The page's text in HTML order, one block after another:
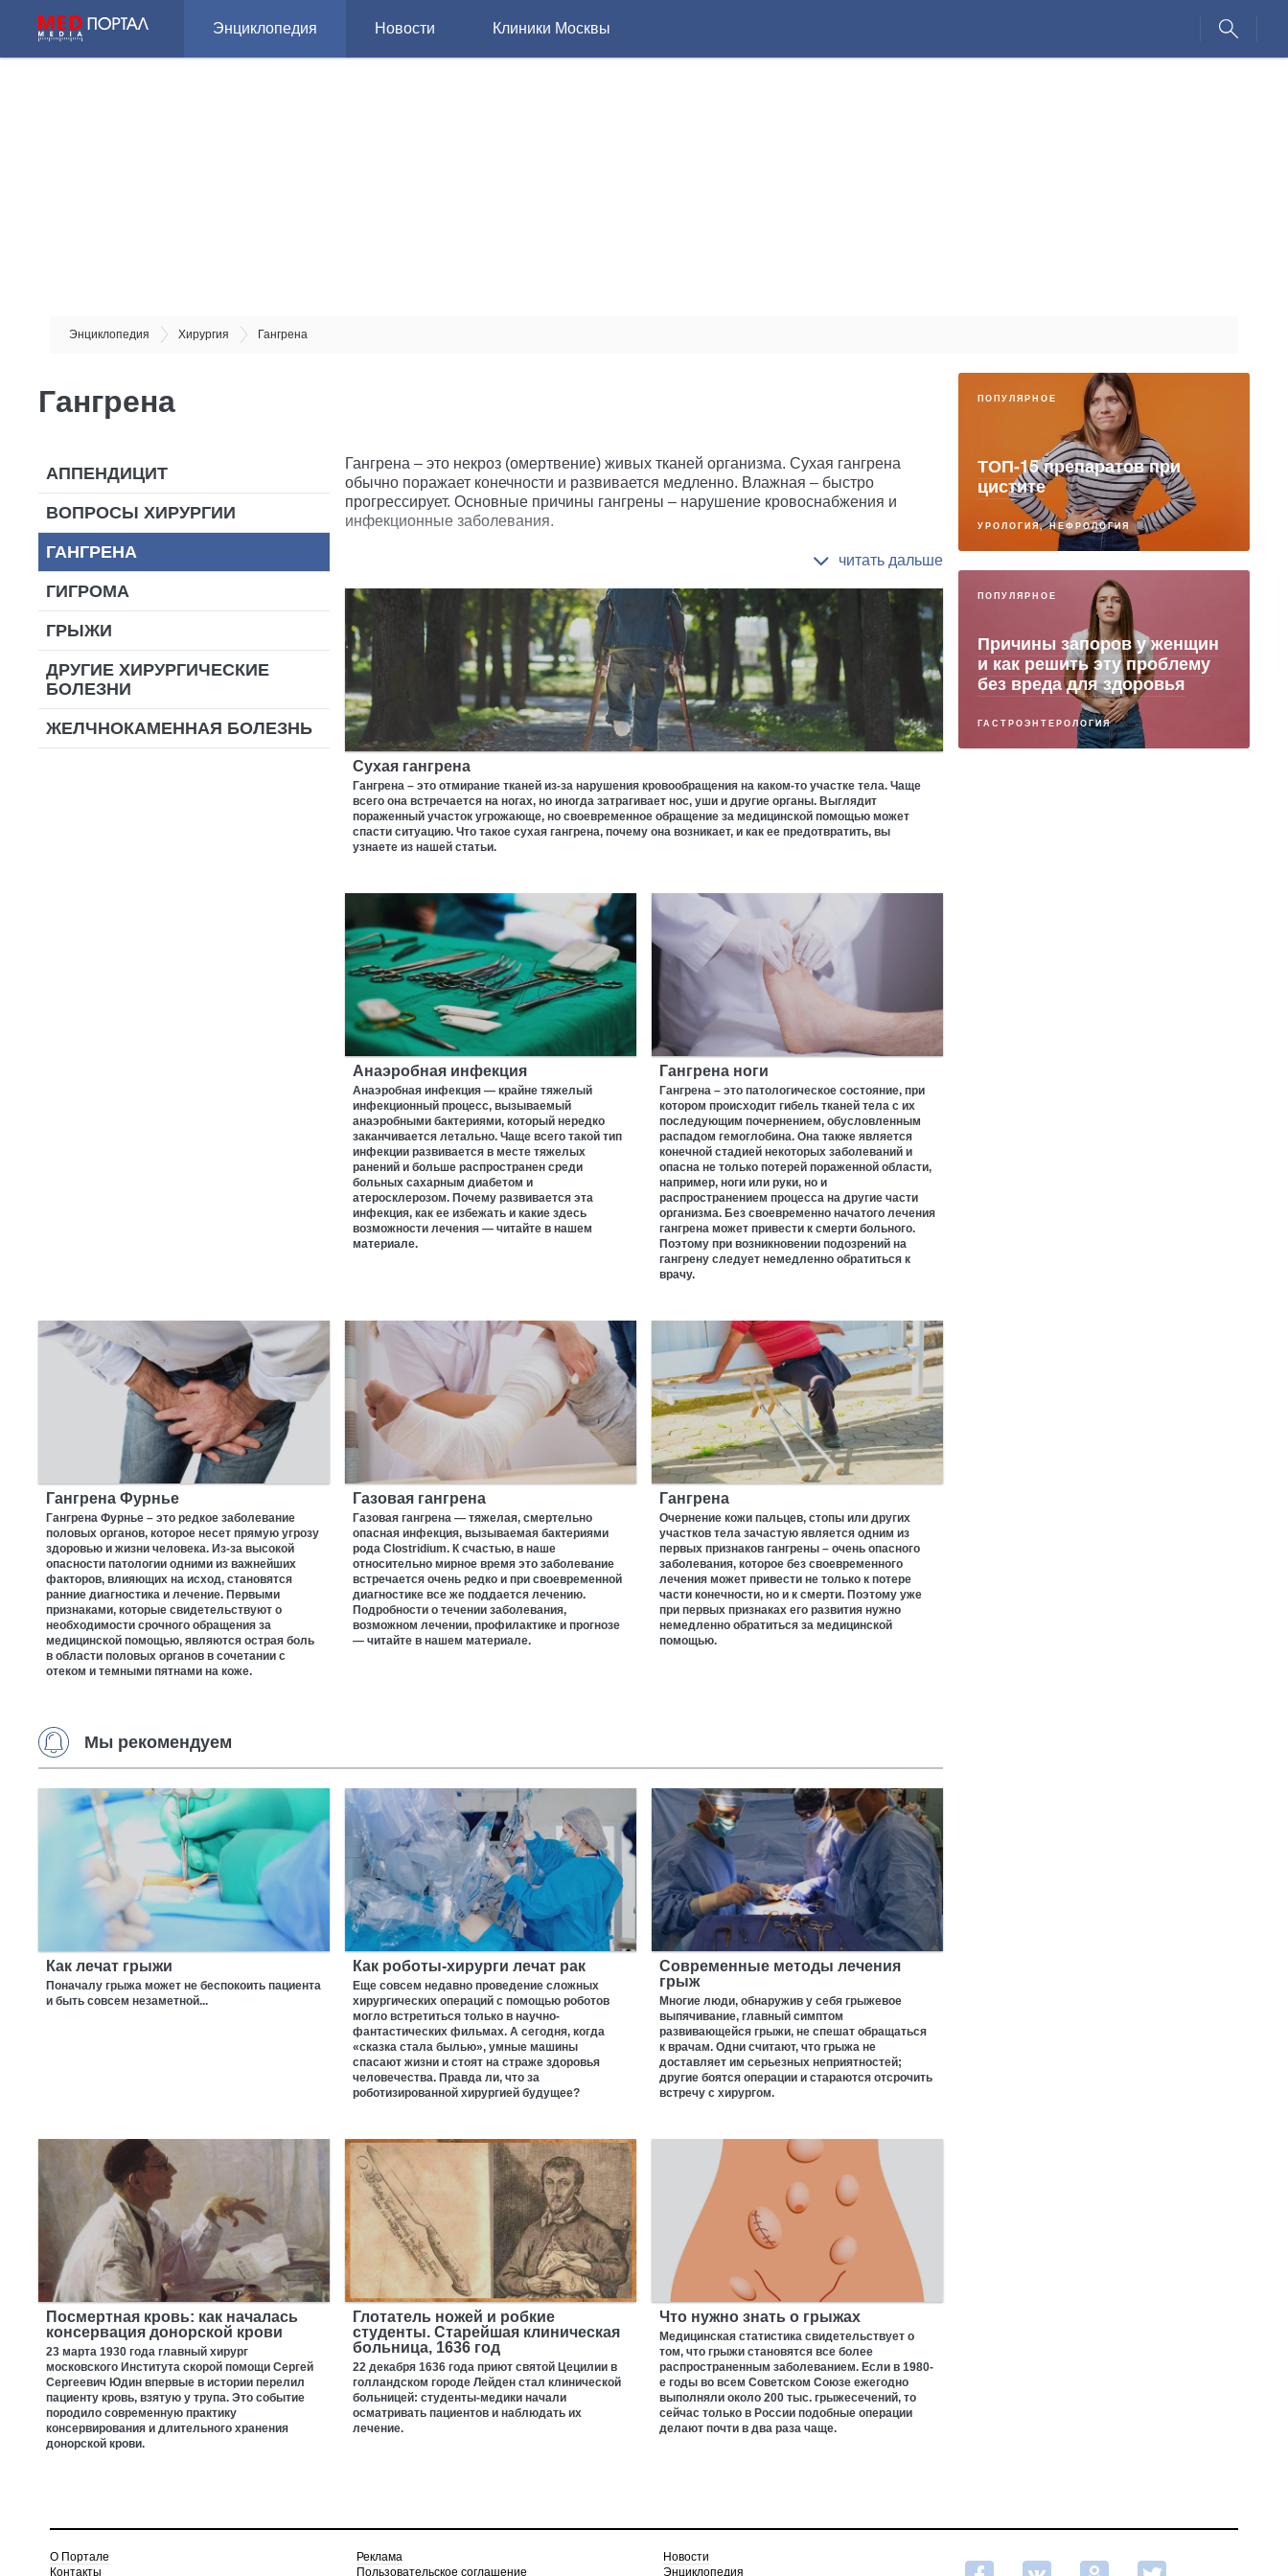
Энциклопедия Новости Клиники Москвы
Энциклопедия Хирургия Гангрена
Гангрена
АППЕНДИЦИТ
ВОПРОСЫ ХИРУРГИИ
ГАНГРЕНА
ГИГРОМА
ГРЫЖИ
ДРУГИЕ ХИРУРГИЧЕСКИЕ
БОЛЕЗНИ
ЖЕЛЧНОКАМЕННАЯ БОЛЕЗНЬ
Гангрена – это некроз (омертвение) живых тканей организма. Сухая гангрена
обычно поражает конечности и развивается медленно. Влажная – быстро
прогрессирует. Основные причины гангрены – нарушение кровоснабжения и
инфекционные заболевания.
Сухая гангрена
Гангрена – это отмирание тканей из-за нарушения кровообращения на каком-то участке тела. Чаще
всего она встречается на ногах, но иногда затрагивает нос, уши и другие органы. Выглядит
пораженный участок угрожающе, но своевременное обращение за медицинской помощью может
спасти ситуацию. Что такое сухая гангрена, почему она возникает, и как ее предотвратить, вы
узнаете из нашей статьи.
Анаэробная инфекция
Анаэробная инфекция — крайне тяжелый
инфекционный процесс, вызываемый
анаэробными бактериями, который нередко
заканчивается летально. Чаще всего такой тип
инфекции развивается в месте тяжелых
ранений и больше распространен среди
больных сахарным диабетом и
атеросклерозом. Почему развивается эта
инфекция, как ее избежать и какие здесь
возможности лечения — читайте в нашем
материале.
Гангрена ноги
Гангрена – это патологическое состояние, при
котором происходит гибель тканей тела с их
последующим почернением, обусловленным
распадом гемоглобина. Она также является
конечной стадией некоторых заболеваний и
опасна не только потерей пораженной области,
например, ноги или руки, но и
распространением процесса на другие части
организма. Без своевременно начатого лечения
гангрена может привести к смерти больного.
Поэтому при возникновении подозрений на
гангрену следует немедленно обратиться к
врачу.
Гангрена Фурнье
Гангрена Фурнье – это редкое заболевание
половых органов, которое несет прямую угрозу
здоровью и жизни человека. Из-за высокой
опасности патологии одними из важнейших
факторов, влияющих на исход, становятся
ранние диагностика и лечение. Первыми
признаками, которые свидетельствуют о
необходимости срочного обращения за
медицинской помощью, являются острая боль
в области половых органов в сочетании с
отеком и темными пятнами на коже.
Газовая гангрена
Газовая гангрена — тяжелая, смертельно
опасная инфекция, вызываемая бактериями
рода Clostridium. К счастью, в наше
относительно мирное время это заболевание
встречается очень редко и при своевременной
диагностике все же поддается лечению.
Подробности о течении заболевания,
возможном лечении, профилактике и прогнозе
— читайте в нашем материале.
Гангрена
Очернение кожи пальцев, стопы или других
участков тела зачастую является одним из
первых признаков гангрены – очень опасного
заболевания, которое без своевременного
лечения может привести не только к потере
части конечности, но и к смерти. Поэтому уже
при первых признаках его развития нужно
немедленно обратиться за медицинской
помощью.
Мы рекомендуем
Как лечат грыжи
Поначалу грыжа может не беспокоить пациента
и быть совсем незаметной...
Как роботы-хирурги лечат рак
Еще совсем недавно проведение сложных
хирургических операций с помощью роботов
могло встретиться только в научно-
фантастических фильмах. А сегодня, когда
«сказка стала былью», умные машины
спасают жизни и стоят на страже здоровья
человечества. Правда ли, что за
роботизированной хирургией будущее?
Современные методы лечения
грыж
Многие люди, обнаружив у себя грыжевое
выпячивание, главный симптом
развивающейся грыжи, не спешат обращаться
к врачам. Одни считают, что грыжа не
доставляет им серьезных неприятностей;
другие боятся операции и стараются отсрочить
встречу с хирургом.
Посмертная кровь: как началась
консервация донорской крови
23 марта 1930 года главный хирург
московского Института скорой помощи Сергей
Сергеевич Юдин впервые в истории перелил
пациенту кровь, взятую у трупа. Это событие
породило современную практику
консервирования и длительного хранения
донорской крови.
Глотатель ножей и робкие
студенты. Старейшая клиническая
больница, 1636 год
22 декабря 1636 года приют святой Цецилии в
голландском городе Лейден стал клинической
больницей: студенты-медики начали
осматривать пациентов и наблюдать их
лечение.
Что нужно знать о грыжах
Медицинская статистика свидетельствует о
том, что грыжи становятся все более
распространенным заболеванием. Если в 1980-
е годы во всем Советском Союзе ежегодно
выполняли около 200 тыс. грыжесечений, то
сейчас только в России подобные операции
делают почти в два раза чаще.
ПОПУЛЯРНОЕ
ТОП-15 препаратов при
цистите
УРОЛОГИЯ, НЕФРОЛОГИЯ
ПОПУЛЯРНОЕ
Причины запоров у женщин
и как решить эту проблему
без вреда для здоровья
ГАСТРОЭНТЕРОЛОГИЯ
О Портале
Контакты
Реклама
Пользовательское соглашение
Новости
Энциклопедия